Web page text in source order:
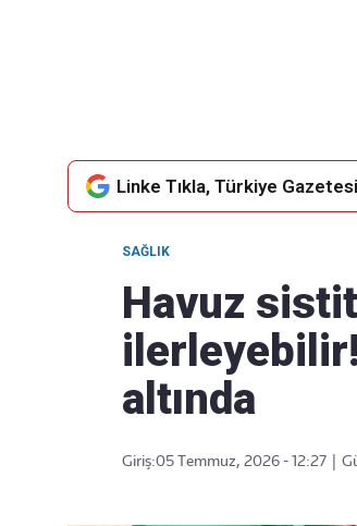
Linke Tıkla, Türkiye
SAĞLIK
Havuz
altında
Giriş:05 Temmuz, 2026 - 12:27